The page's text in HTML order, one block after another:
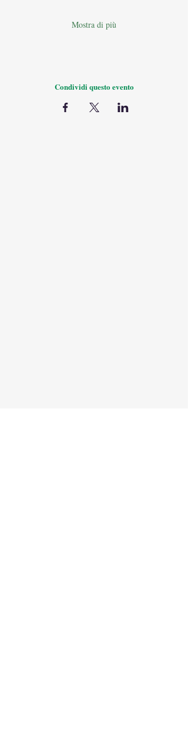
Mostra di più
Condividi questo evento